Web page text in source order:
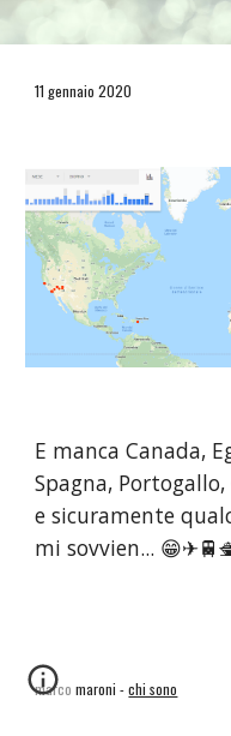
11 gennaio 2020
E manca Canada,
Spagna, Portogallo,
e sicuramente
mi sovvien...
marco maroni -chi sono